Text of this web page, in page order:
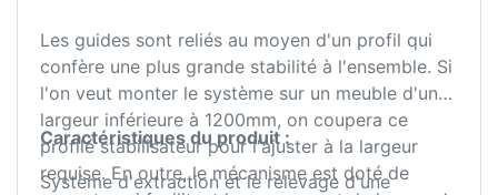
Les guides sont reliés au moyen d'un profil qui
confère une plus grande stabilité à l'ensemble. Si
l'on veut monter le système sur un meuble d'une
largeur inférieure à 1200mm, on coupera ce
profilé stabilisateur pour l'ajuster à la largeur
requise. En outre, le mécanisme est doté de
Caractéristiques du produit :
Système d'extraction et le relevage d'une